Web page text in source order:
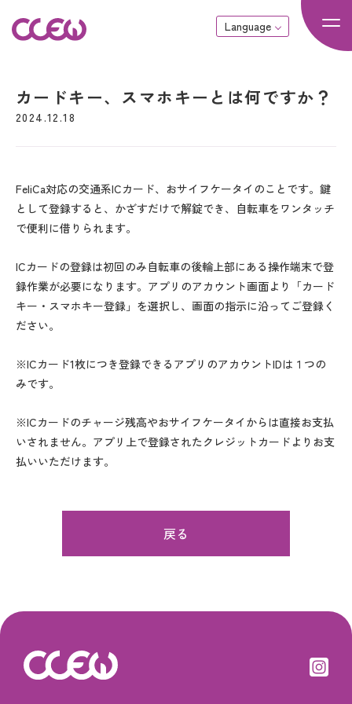
Language
カードキー、スマホキーとは何ですか？
2024.12.18
FeliCa対応の交通系ICカード、おサイフケータイのことです。鍵
として登録すると、かざすだけで解錠でき、自転車をワンタッチ
で便利に借りられます。
ICカードの登録は初回のみ自転車の後輪上部にある操作端末で登
録作業が必要になります。アプリのアカウント画面より「カード
キー・スマホキー登録」を選択し、画面の指示に沿ってご登録く
ださい。
※ICカード1枚につき登録できるアプリのアカウントIDは１つの
みです。
※ICカードのチャージ残高やおサイフケータイからは直接お支払
いされません。アプリ上で登録されたクレジットカードよりお支
払いいただけます。
戻る